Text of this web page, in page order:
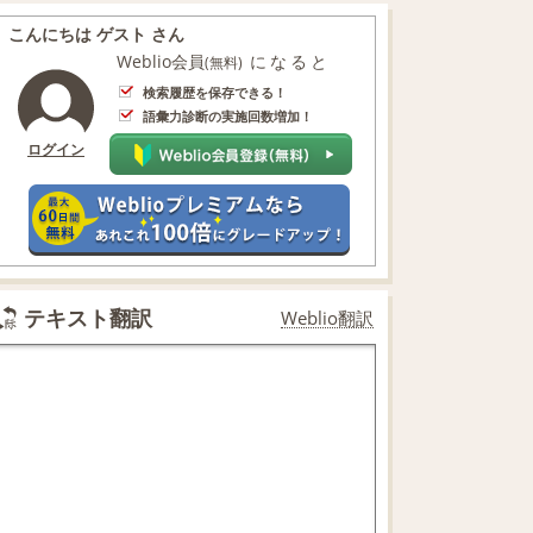
こんにちは ゲスト さん
ログイン
Weblio会員(無料) になると
検索履歴を保存できる！
語彙力診断の実施回数増加！
テキスト翻訳 Weblio翻訳